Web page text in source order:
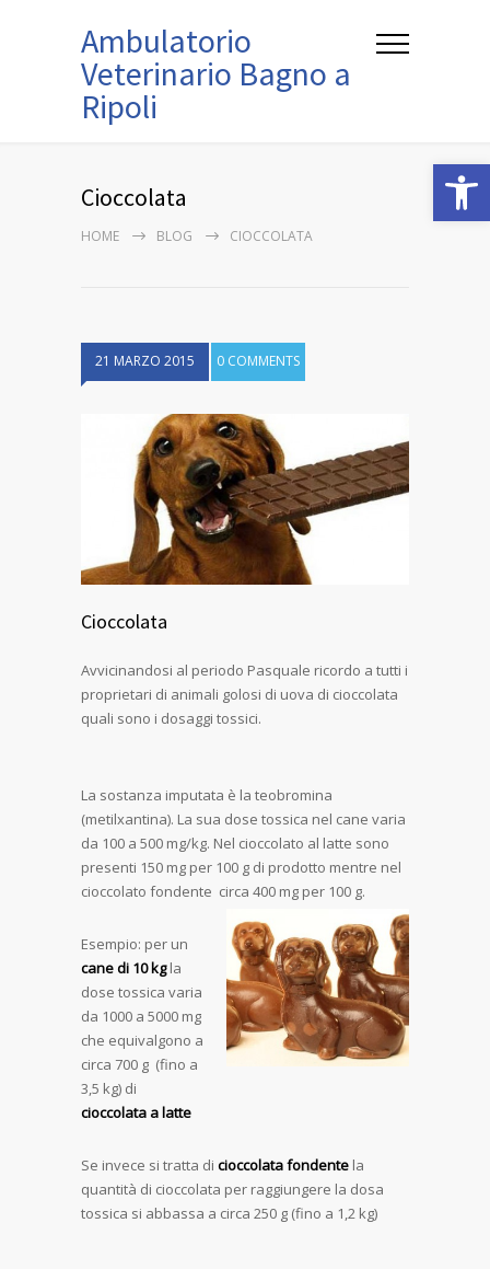
Ambulatorio
Veterinario Bagno a
Ripoli
Cioccolata
HOME BLOG CIOCCOLATA
21 MARZO 2015 0 COMMENTS
Cioccolata
Avvicinandosi al periodo Pasquale ricordo a tutti i
proprietari di animali golosi di uova di cioccolata
quali sono i dosaggi tossici.
La sostanza imputata è la teobromina
(metilxantina). La sua dose tossica nel cane varia
da 100 a 500 mg/kg. Nel cioccolato al latte sono
presenti 150 mg per 100 g di prodotto mentre nel
cioccolato fondente circa 400 mg per 100 g.
Esempio: per un
cane di 10 kgla
dose tossica varia
da 1000 a 5000 mg
che equivalgono a
circa 700 g (fino a
3,5 kg) di
cioccolata a latte
Se invece si tratta di cioccolata fondente la
quantità di cioccolata per raggiungere la dosa
tossica si abbassa a circa 250 g (fino a 1,2 kg)